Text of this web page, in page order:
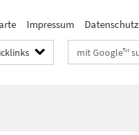
Impressum Datenschutz
Suchbegriffe